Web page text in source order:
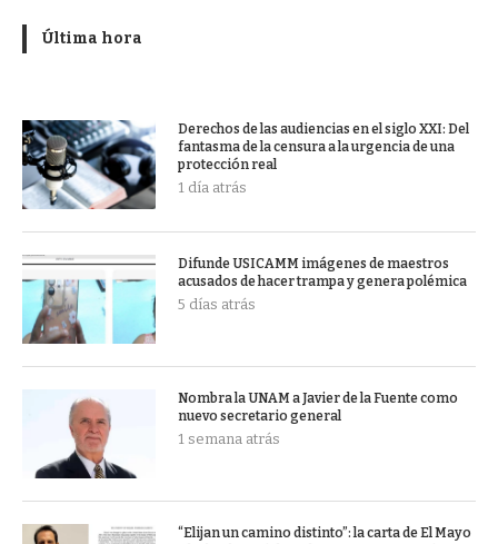
Última hora
Derechos de las audiencias en el siglo XXI: Del
fantasma de la censura a la urgencia de una
protección real
1 día atrás
Difunde USICAMM imágenes de maestros
acusados de hacer trampa y genera polémica
5 días atrás
Nombra la UNAM a Javier de la Fuente como
nuevo secretario general
1 semana atrás
“Elijan un camino distinto”: la carta de El Mayo